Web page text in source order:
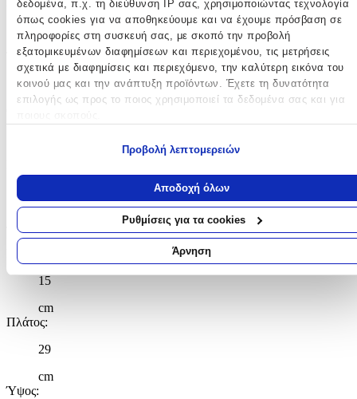
δεδομένα, π.χ. τη διεύθυνση IP σας, χρησιμοποιώντας τεχνολογία
όπως cookies για να αποθηκεύουμε και να έχουμε πρόσβαση σε
πληροφορίες στη συσκευή σας, με σκοπό την προβολή
εξατομικευμένων διαφημίσεων και περιεχομένου, τις μετρήσεις
σχετικά με διαφημίσεις και περιεχόμενο, την καλύτερη εικόνα του
κοινού μας και την ανάπτυξη προϊόντων. Έχετε τη δυνατότητα
επιλογής ως προς το ποιος χρησιμοποιεί τα δεδομένα σας και για
Εάν μας επιτρέπετε, θα θέλαμε επίσης:
τοποθεσία, οι οποίες μπορεί να είναι ακριβείς σε απόσταση
Να αναγνωρίσουμε τη συσκευή σας σαρώνοντας ενεργά για
συγκεκριμένα χαρακτηριστικά (δακτυλικό αποτύπωμα)
Μάθετε περισσότερα σχετικά με τον τρόπο επεξεργασίας των
προσωπικών σας δεδομένων και καθορίστε τις προτιμήσεις σας
ενότητα “Λεπτομέρειες”
Χρησιμοποιούμε cookies ώστε η τοποθεσία μας να λειτουργεί
να εξατομικεύουμε περιεχόμενο και διαφημίσεις, να παρέχουμε
κυκλοφορία μας. Εμείς και οι 1022 συνεργάτες μας
προσωπικά σας δεδομένα, π.χ. τη διεύθυνση IP σας,
Προβολή λεπτομερειών
Αποδοχή όλων
Ρυθμίσεις για τα cookies
Άρνηση
Πολύχρωμο
Τύπος:
Πλάτης
15
cm
Πλάτος:
29
cm
Ύψος: